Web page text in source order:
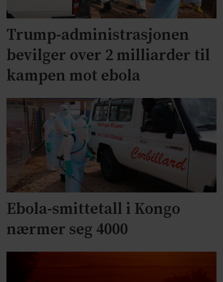
Trump-administrasjonen
bevilger over 2 milliarder til
kampen mot ebola
Ebola-smittetall i Kongo
nærmer seg 4000